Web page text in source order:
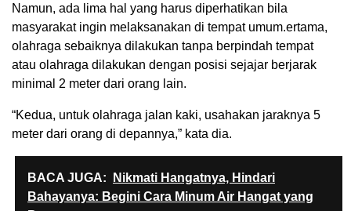
Namun, ada lima hal yang harus diperhatikan bila
masyarakat ingin melaksanakan di tempat umum.ertama,
olahraga sebaiknya dilakukan tanpa berpindah tempat
atau olahraga dilakukan dengan posisi sejajar berjarak
minimal 2 meter dari orang lain.
“Kedua, untuk olahraga jalan kaki, usahakan jaraknya 5
meter dari orang di depannya,” kata dia.
BACA JUGA:
Nikmati Hangatnya, Hindari
Bahayanya: Begini Cara Minum Air Hangat yang